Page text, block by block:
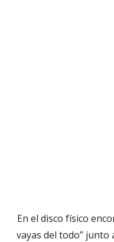
En el disco físico
vayas del todo” junto